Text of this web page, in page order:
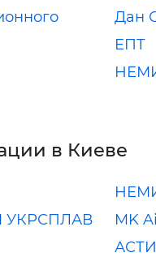
Дан
ЕПТ
в Киеве
MK